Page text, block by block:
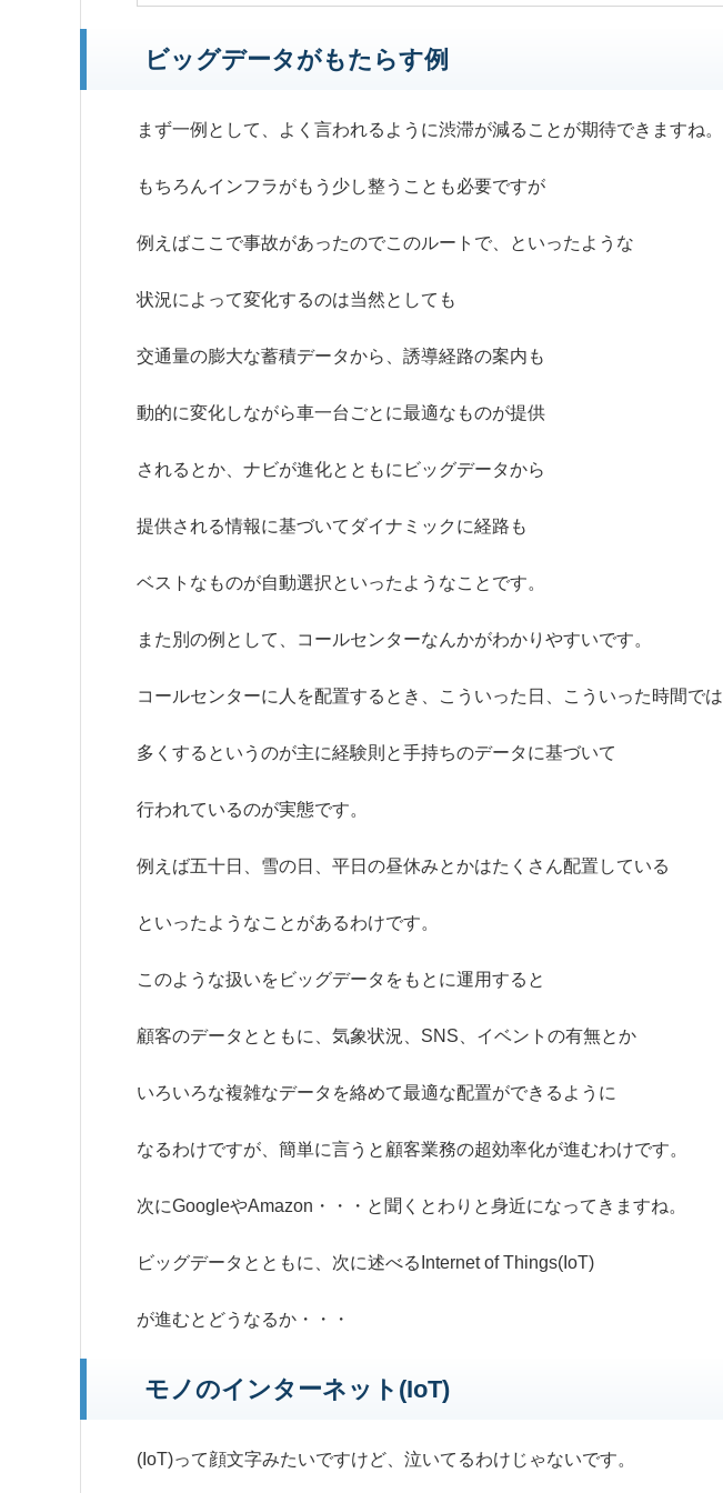
ビッグデータがもたらす例
まず一例として、よく言われるように渋滞が減ることが期待できますね。
もちろんインフラがもう少し整うことも必要ですが
例えばここで事故があったのでこのルートで、といったような
状況によって変化するのは当然としても
交通量の膨大な蓄積データから、誘導経路の案内も
動的に変化しながら車一台ごとに最適なものが提供
されるとか、ナビが進化とともにビッグデータから
提供される情報に基づいてダイナミックに経路も
ベストなものが自動選択といったようなことです。
また別の例として、 コールセンターなんかがわかりやすいです。
コールセンターに人を配置するとき、こういった日、こういった時間では
多くするというのが主に経験則と手持ちのデータに基づいて
行われているのが実態です。
例えば五十日、雪の日、平日の昼休みとかはたくさん配置している
といったようなことがあるわけです。
このような扱いをビッグデータをもとに運用すると
顧客のデータとともに、気象状況、SNS、イベントの有無とか
いろいろな複雑なデータを絡めて最適な配置ができるように
なるわけですが、簡単に言うと顧客業務の超効率化が進むわけです。
次にGoogleやAmazon・・・と聞くとわりと身近になってきますね。
ビッグデータとともに、次に述べるInternet of Things(IoT)
が進むとどうなるか・・・
モノのインターネット(IoT)
(IoT)って顔文字みたいですけど、泣いてるわけじゃないです。